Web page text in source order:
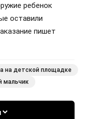
ребенок
оставили
пишет
на детской площадке
мальчик